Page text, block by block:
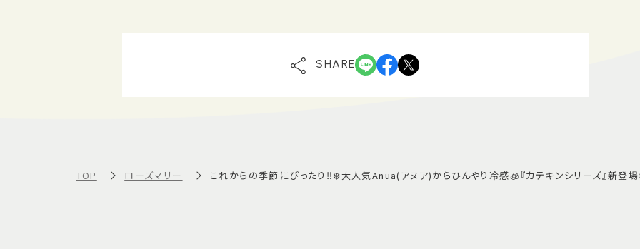
SHARE
TOP ローズマリー これからの季節にぴったり‼️❄️大人気Anua(アヌア)からひんやり冷感🧊『カテキンシリーズ』新登